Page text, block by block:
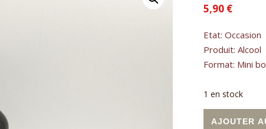
5,90 €
Etat: Occasion
Produit: Alcool
Format: Mini
1 en stock
AJOUTER